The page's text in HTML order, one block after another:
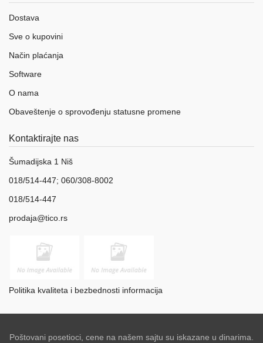
Dostava
Sve o kupovini
Način plaćanja
Software
O nama
Obaveštenje o sprovođenju statusne promene
Kontaktirajte nas
Šumadijska 1 Niš
018/514-447; 060/308-8002
018/514-447
prodaja@tico.rs
Politika kvaliteta i bezbednosti informacija
Poštovani posetioci, cene na našem sajtu su iskazane u dinarima.